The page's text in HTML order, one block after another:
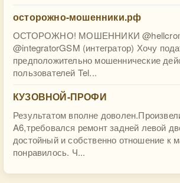
осторожно-мошенники.рф
ОСТОРОЖНО! МОШЕННИКИ
@integratorGSM (интегратор) Хочу
предположительно мошеннические
пользователей Tel...
КУЗОВНОЙ-ПРОФИ
Результатом вполне
A6,требовался ремонт задней левой
достойный и собственно отношение к
понравилось. Ч...